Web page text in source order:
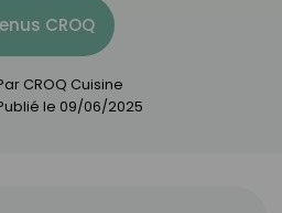
CROQ
CROQ Cuisine
le 09/06/2025